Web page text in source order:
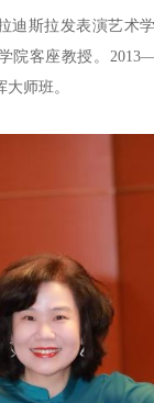
斯拉发表演艺术学
院客座教授。
师班。